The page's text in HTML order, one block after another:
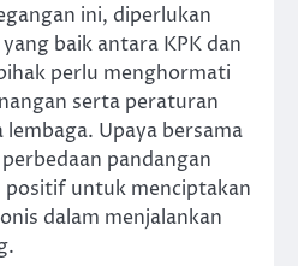
ini, diperlukan
baik antara KPK dan
perlu menghormati
serta peraturan
Upaya bersama
pandangan
positif untuk menciptakan
dalam menjalankan